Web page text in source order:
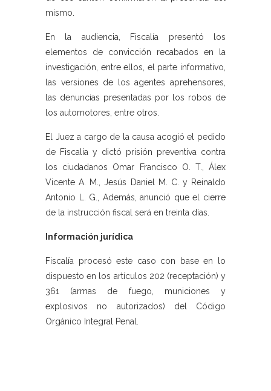
mismo.
En la audiencia, Fiscalía presentó los
elementos de convicción recabados en la
investigación, entre ellos, el parte informativo,
las versiones de los agentes aprehensores,
las denuncias presentadas por los robos de
los automotores, entre otros.
El Juez a cargo de la causa acogió el pedido
de Fiscalía y dictó prisión preventiva contra
los ciudadanos Omar Francisco O. T., Álex
Vicente A. M., Jesús Daniel M. C. y Reinaldo
Antonio L. G., Además, anunció que el cierre
de la instrucción fiscal será en treinta días.
Información jurídica
Fiscalía procesó este caso con base en lo
dispuesto en los artículos 202 (receptación) y
361 (armas de fuego, municiones y
explosivos no autorizados) del Código
Orgánico Integral Penal.